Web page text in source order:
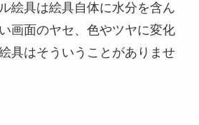
絵具は絵具自体に水分を含ん
画面のヤセ、色やツヤに変化
具はそういうことがありませ